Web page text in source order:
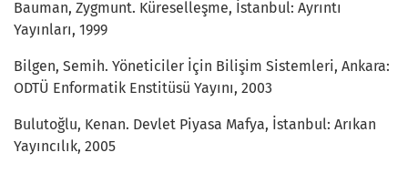
Bauman, Zygmunt. Küreselleşme, İstanbul: Ayrıntı
Yayınları, 1999
Bilgen, Semih. Yöneticiler İçin Bilişim Sistemleri, Ankara:
ODTÜ Enformatik Enstitüsü Yayını, 2003
Bulutoğlu, Kenan. Devlet Piyasa Mafya, İstanbul: Arıkan
Yayıncılık, 2005